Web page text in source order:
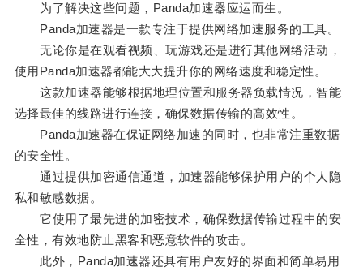
为了解决这些问题，Panda加速器应运而生。
Panda加速器是一款专注于提供网络加速服务的工具。
无论你是在观看视频、玩游戏还是进行其他网络活动，
使用Panda加速器都能大大提升你的网络速度和稳定性。
这款加速器能够根据地理位置和服务器负载情况，智能
选择最佳的线路进行连接，确保数据传输的高效性。
Panda加速器在保证网络加速的同时，也非常注重数据
的安全性。
通过提供加密通信通道，加速器能够保护用户的个人隐
私和敏感数据。
它使用了最先进的加密技术，确保数据传输过程中的安
全性，有效地防止黑客和恶意软件的攻击。
此外，Panda加速器还具有用户友好的界面和简单易用